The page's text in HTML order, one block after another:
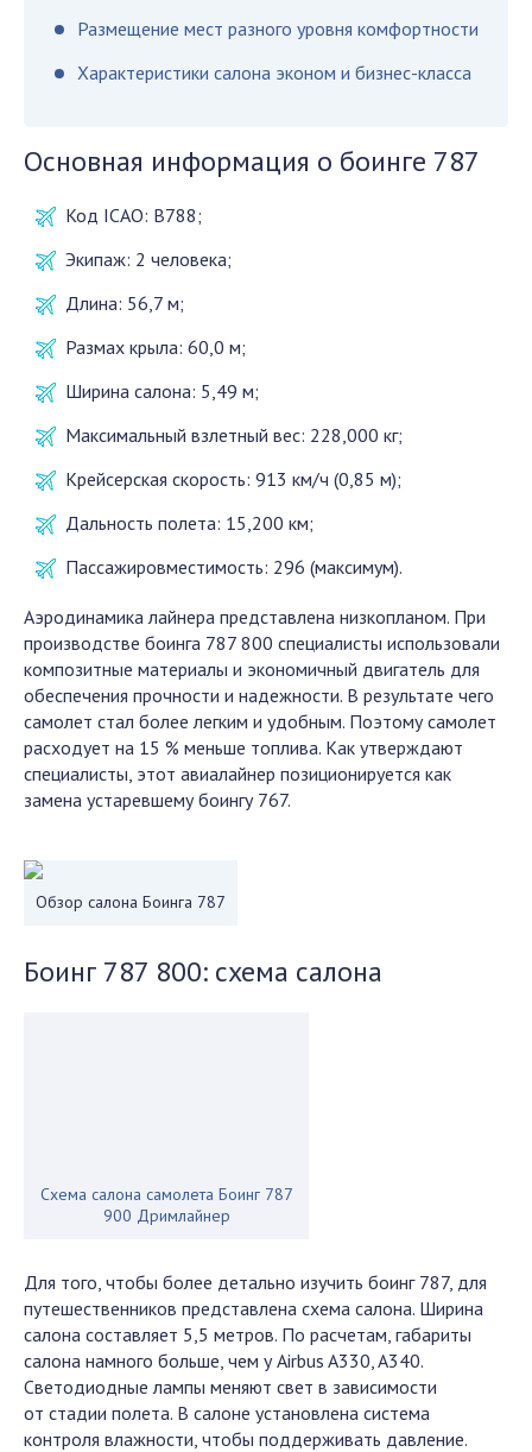
Размещение мест разного уровня комфортности
Характеристики салона эконом и бизнес-класса
Основная информация о боинге 787
Код ICAO: B788;
Экипаж: 2 человека;
Длина: 56,7 м;
Размах крыла: 60,0 м;
Ширина салона: 5,49 м;
Максимальный взлетный вес: 228,000 кг;
Крейсерская скорость: 913 км/ч (0,85 м);
Дальность полета: 15,200 км;
Пассажировместимость: 296 (максимум).
Аэродинамика лайнера представлена низкопланом. При
производстве боинга 787 800 специалисты использовали
композитные материалы и экономичный двигатель для
обеспечения прочности и надежности. В результате чего
самолет стал более легким и удобным. Поэтому самолет
расходует на 15 % меньше топлива. Как утверждают
специалисты, этот авиалайнер позиционируется как
замена устаревшему боингу 767.
Обзор салона Боинга 787
Боинг 787 800: схема салона
Схема салона самолета Боинг 787
900 Дримлайнер
Для того, чтобы более детально изучить боинг 787, для
путешественников представлена схема салона. Ширина
салона составляет 5,5 метров. По расчетам, габариты
салона намного больше, чем у Airbus A330, A340.
Светодиодные лампы меняют свет в зависимости
от стадии полета. В салоне установлена система
контроля влажности, чтобы поддерживать давление.